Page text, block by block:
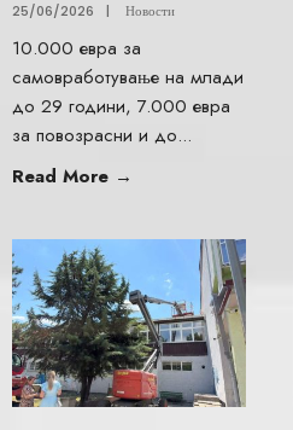
25/06/2026 | Новости
10.000 евра за
самовработување на млади
до 29 години, 7.000 евра
за повозрасни и до...
Read More →